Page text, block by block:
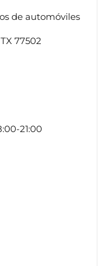
de automóviles
77502
21:00